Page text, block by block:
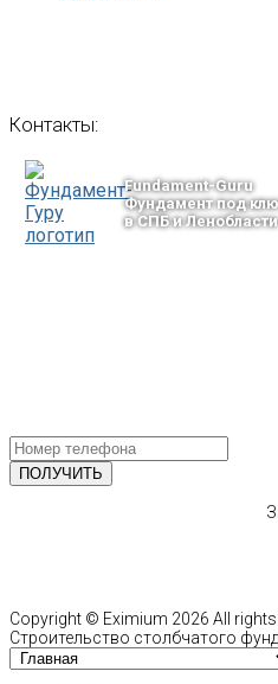
Контакты:
Fundament-Guru
Фундамент под
в СПБ и Ленобласти
Copyright © Eximium 2026 All rights
Строительство столбчатого